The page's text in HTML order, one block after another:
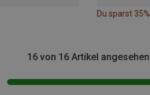
Du sparst 35%
16 von 16 Artikel angesehen